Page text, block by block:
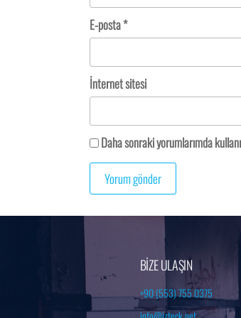
E-posta*
İnternet sitesi
Daha sonraki yorumlarımda
BİZE ULAŞIN
+90 (553) 755 0375